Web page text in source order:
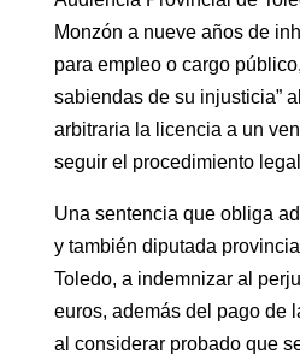
Monzón a nueve años de
para empleo o cargo
sabiendas de su injusticia”
arbitraria la licencia a un
seguir el procedimiento
Una sentencia que obliga
y también diputada
Toledo, a indemnizar al
euros, además del pago de
al considerar probado que